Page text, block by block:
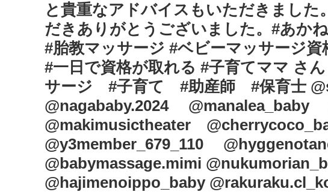
と貴重なアドバイスもいただきました
だきありがとうございました。#あか
#胎教マッサージ #ベビーマッサージ資
#一日で資格が取れる #子育てママ さ
サージ #子育て #助産師 #保育士
@nagababy.2024
@makimusictheater
@y3member_679_110
@babymassage.mimi
@hajimenoippo_baby